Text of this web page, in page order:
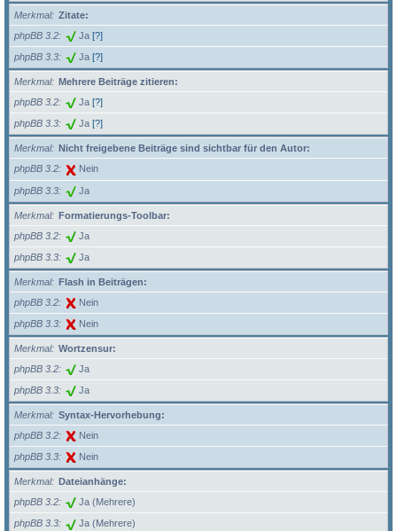
Merkmal
Zitate:
phpBB 3.2
Ja [?]
phpBB 3.3 Ja [?]
Merkmal
Mehrere Beiträge zitieren:
phpBB 3.2
Ja [?]
phpBB 3.3 Ja [?]
Merkmal
Nicht freigebene Beiträge sind sichtbar für den Autor:
phpBB 3.2
Nein
phpBB 3.3 Ja
Merkmal
Formatierungs-Toolbar:
phpBB 3.2
Ja
phpBB 3.3 Ja
Merkmal
Flash in Beiträgen:
phpBB 3.2
Nein
phpBB 3.3 Nein
Merkmal
Wortzensur:
phpBB 3.2
Ja
phpBB 3.3 Ja
Merkmal
Syntax-Hervorhebung:
phpBB 3.2
Nein
phpBB 3.3 Nein
Merkmal
Dateianhänge:
phpBB 3.2
Ja (Mehrere)
phpBB 3.3 Ja (Mehrere)